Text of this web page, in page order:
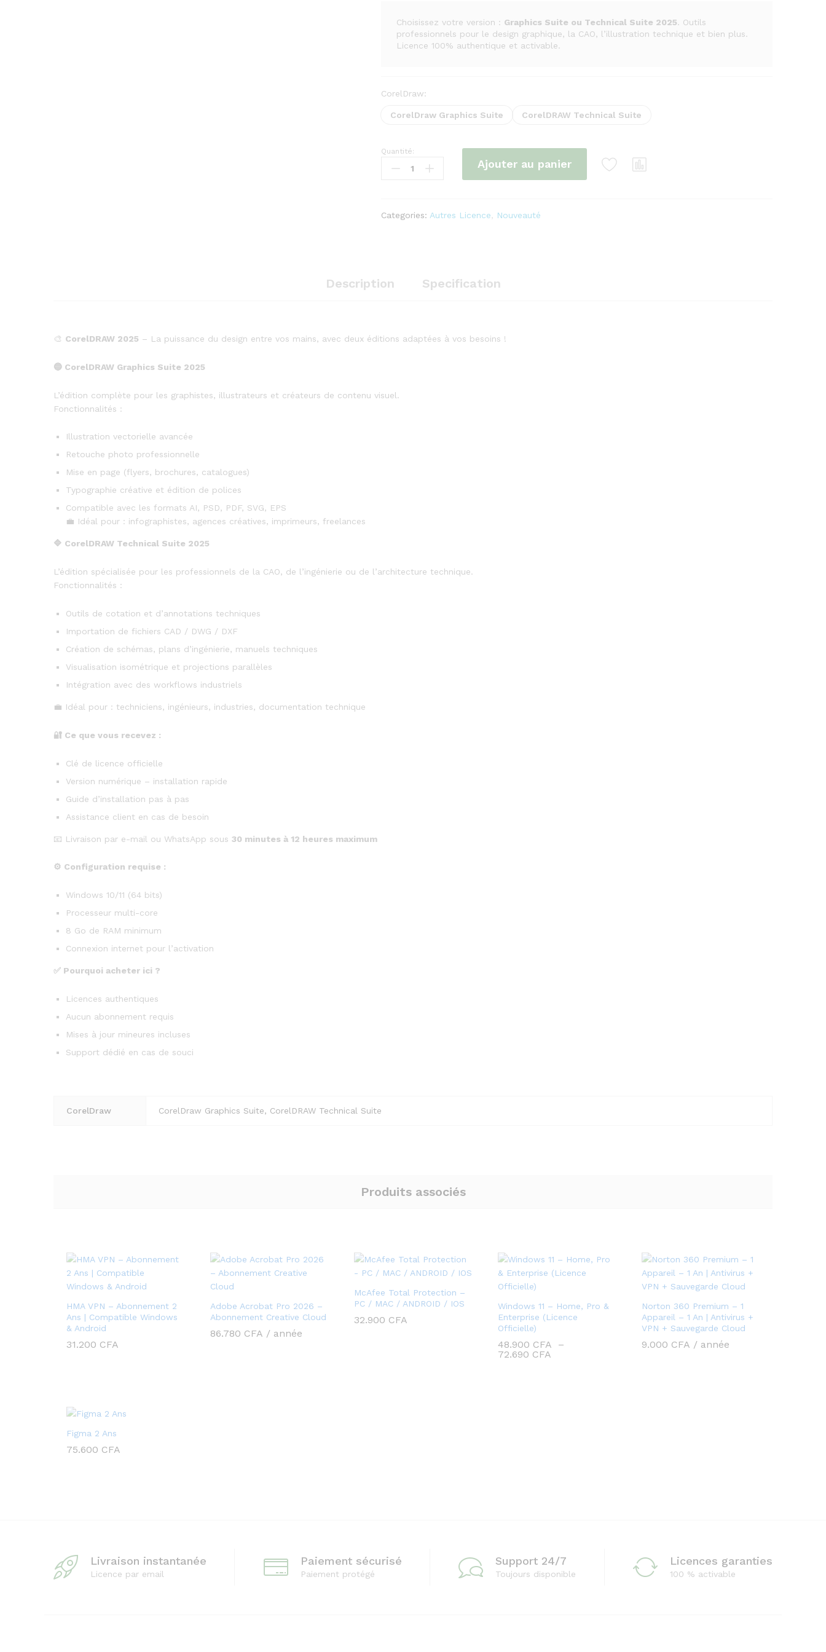
179.800 CFA
à
Choisissez votre version : Graphics Suite ou Technical Suite 2025. Outils
professionnels pour le design graphique, la CAO, l’illustration technique et bien plus.
Licence 100% authentique et activable.
CorelDraw:
CorelDraw Graphics Suite CorelDRAW Technical Suite
CorelDRAW
2025
&
quantity
Quantité:
Ajouter au panier
Categories: Autres Licence Nouveauté
Description Specification
🎨 CorelDRAW 2025 – La puissance du design entre vos mains, avec deux éditions adaptées à vos besoins !
🔵 CorelDRAW Graphics Suite 2025
L’édition complète pour les graphistes, illustrateurs et créateurs de contenu visuel.
Fonctionnalités :
Illustration vectorielle avancée
Retouche photo professionnelle
Mise en page (flyers, brochures, catalogues)
Typographie créative et édition de polices
Compatible avec les formats AI, PSD, PDF, SVG, EPS
💼 Idéal pour : infographistes, agences créatives, imprimeurs, freelances
🔷 CorelDRAW Technical Suite 2025
L’édition spécialisée pour les professionnels de la CAO, de l’ingénierie ou de l’architecture technique.
Fonctionnalités :
Outils de cotation et d’annotations techniques
Importation de fichiers CAD / DWG / DXF
Création de schémas, plans d’ingénierie, manuels techniques
Visualisation isométrique et projections parallèles
Intégration avec des workflows industriels
💼 Idéal pour : techniciens, ingénieurs, industries, documentation technique
🔐 Ce que vous recevez :
Clé de licence officielle
Version numérique – installation rapide
Guide d’installation pas à pas
Assistance client en cas de besoin
📧 Livraison par e-mail ou WhatsApp sous 30 minutes à 12 heures maximum
⚙️ Configuration requise :
Windows 10/11 (64 bits)
Processeur multi-core
8 Go de RAM minimum
Connexion internet pour l’activation
✅ Pourquoi acheter ici ?
Licences authentiques
Aucun abonnement requis
Mises à jour mineures incluses
Support dédié en cas de souci
CorelDraw CorelDraw Graphics Suite, CorelDRAW Technical Suite
Produits associés
HMA VPN – Abonnement 2
Ans | Compatible Windows
& Android
31.200 CFA
Adobe Acrobat Pro 2026 –
Abonnement Creative Cloud
86.780 CFA / année
McAfee Total Protection –
PC / MAC / ANDROID / IOS
32.900 CFA
Windows 11 – Home, Pro &
Enterprise (Licence
Officielle)
48.900 CFA
–
72.690 CFA
Norton 360 Premium – 1
Appareil – 1 An | Antivirus +
VPN + Sauvegarde Cloud
9.000 CFA / année
Figma 2 Ans
75.600 CFA
Livraison instantanée
Licence par email
Paiement sécurisé
Paiement protégé
Support 24/7
Toujours disponible
Licences garanties
100 % activable